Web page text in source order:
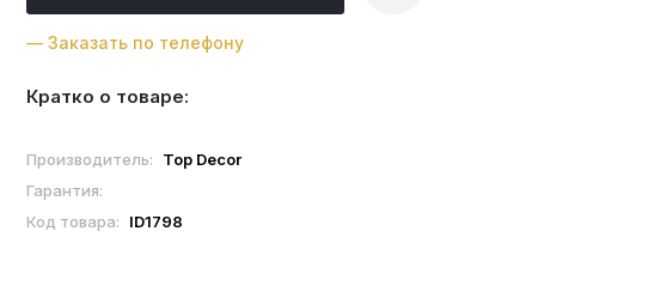
— Заказать по телефону
Кратко о товаре:
Производитель:
Top Decor
Гарантия:
Код товара:
ID1798